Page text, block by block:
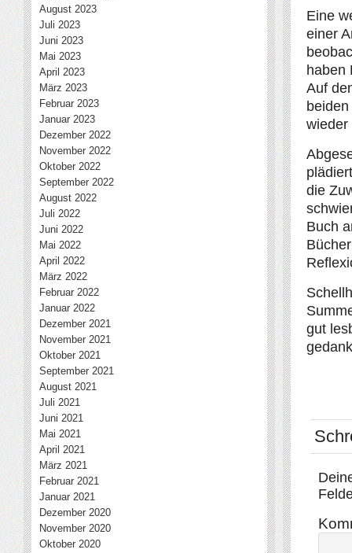
Eine
einer
haben
Auf
wieder
die
Buch
gut
August 2023
Juli 2023
Juni 2023
Mai 2023
April 2023
März 2023
Februar 2023
Januar 2023
Dezember 2022
November 2022
Oktober 2022
September 2022
August 2022
Juli 2022
Juni 2022
Mai 2022
April 2022
März 2022
Februar 2022
Januar 2022
Dezember 2021
November 2021
Oktober 2021
September 2021
August 2021
Juli 2021
Juni 2021
Mai 2021
April 2021
März 2021
Februar 2021
Januar 2021
Dezember 2020
November 2020
Oktober 2020